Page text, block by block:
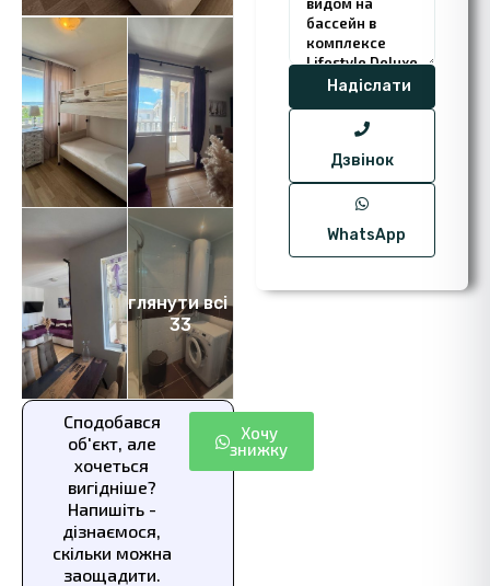
Переглянути всі фото
33
Сподобався
об'єкт, але
хочеться
вигідніше?
Напишіть -
дізнаємося,
скільки можна
заощадити.
Хочу
знижку
Дзвінок
WhatsApp